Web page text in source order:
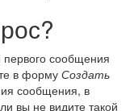
сообщения
в форму Создать
сообщения, в
вы не видите такой